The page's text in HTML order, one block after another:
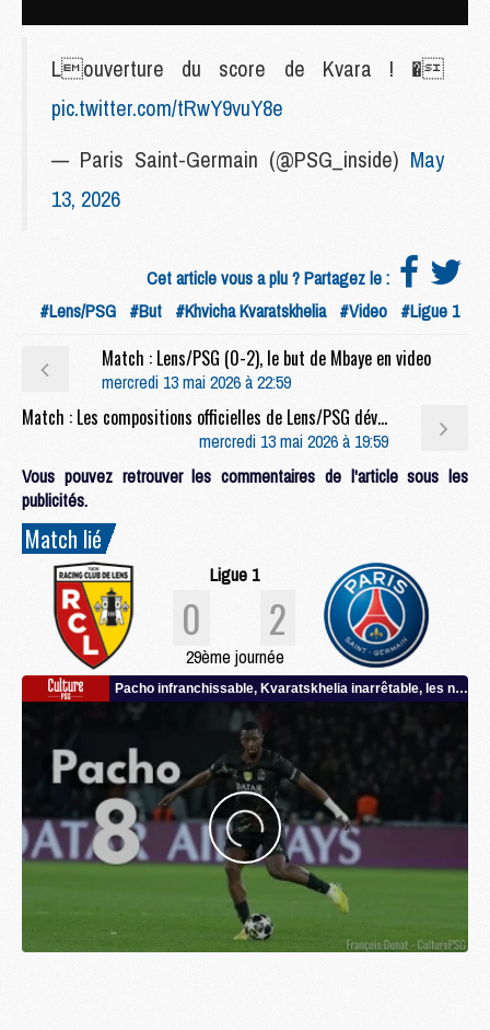
Louverture du score de Kvara ! �
pic.twitter.com/tRwY9vuY8e
— Paris Saint-Germain (@PSG_inside) May
13, 2026
Cet article vous a plu ? Partagez le :
#Lens/PSG #But #Khvicha Kvaratskhelia #Video #Ligue 1
Match : Lens/PSG (0-2), le but de Mbaye en video
mercredi 13 mai 2026 à 22:59
Match : Les compositions officielles de Lens/PSG dévoilées, Barcola titulaire
mercredi 13 mai 2026 à 19:59
Vous pouvez retrouver les commentaires de l'article sous les
publicités.
Match lié
Ligue 1
0 2
29ème journée